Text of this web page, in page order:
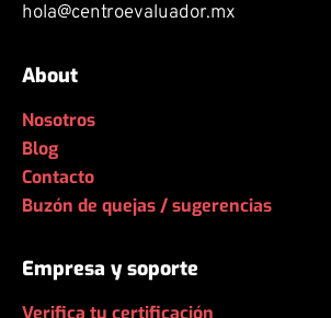
hola@centroevaluador.mx
About
Nosotros
Blog
Contacto
Buzón de quejas / sugerencias
Empresa y soporte
Verifica tu certificación